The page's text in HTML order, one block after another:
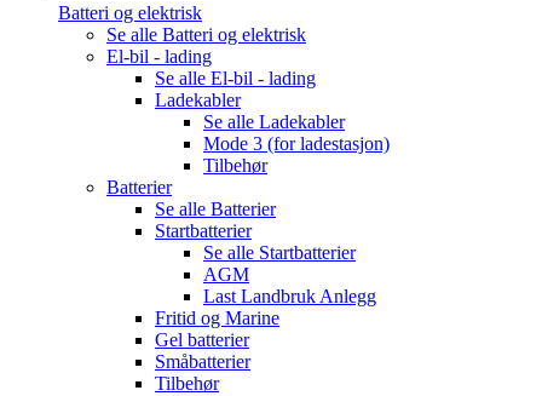
Batteri og elektrisk
Se alle Batteri og elektrisk
El-bil - lading
Se alle El-bil - lading
Ladekabler
Se alle Ladekabler
Mode 3 (for ladestasjon)
Tilbehør
Batterier
Se alle Batterier
Startbatterier
Se alle Startbatterier
AGM
Last Landbruk Anlegg
Fritid og Marine
Gel batterier
Småbatterier
Tilbehør